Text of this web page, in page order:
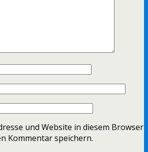
und Website in diesem Browser
Kommentar speichern.